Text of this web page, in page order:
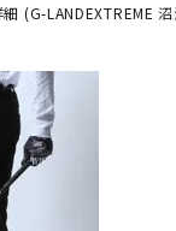
イン
(G-LANDEXTREME